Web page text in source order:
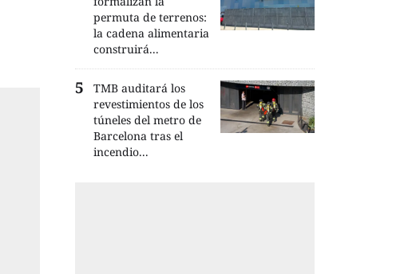
permuta de terrenos:
la cadena alimentaria
construirá...
TMB auditará los
revestimientos de los
túneles del metro de
Barcelona tras el
incendio...